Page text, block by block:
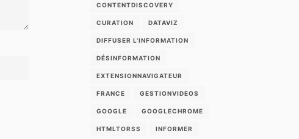
CONTENTDISCOVERY
CURATION DATAVIZ
DIFFUSER L'INFORMATION
DÉSINFORMATION
EXTENSIONNAVIGATEUR
FRANCE GESTIONVIDEOS
GOOGLE GOOGLECHROME
HTMLTORSS INFORMER